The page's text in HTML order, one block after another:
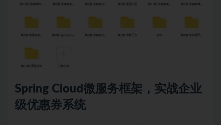
Spring Cloud 微服务框架，实战企业
级优惠券系统